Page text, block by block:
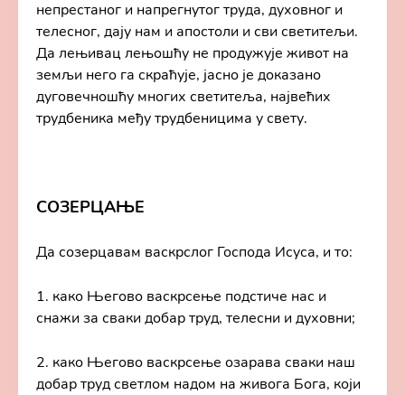
непрестаног и напрегнутог труда, духовног и
телесног, дају нам и апостоли и сви светитељи.
Да лењивац лењошћу не продужује живот на
земљи него га скраћује, јасно је доказано
дуговечношћу многих светитеља, највећих
трудбеника међу трудбеницима у свету.
СОЗЕРЦАЊЕ
Да созерцавам васкрслог Господа Исуса, и то:
1. како Његово васкрсење подстиче нас и
снажи за сваки добар труд, телесни и духовни;
2. како Његово васкрсење озарава сваки наш
добар труд светлом надом на живога Бога, који